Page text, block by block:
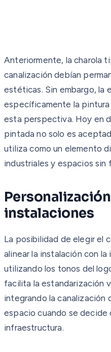
Anteriormente, la charola
canalización debían
estéticas. Sin embargo, la
específicamente la
esta perspectiva. Hoy en
pintada no solo es
utiliza como un elemento
industriales y espacios sin
instalaciones
La posibilidad de elegir el
alinear la instalación con
utilizando los tonos del
facilita la estandarización
integrando la canalización
espacio cuando se decide
infraestructura.